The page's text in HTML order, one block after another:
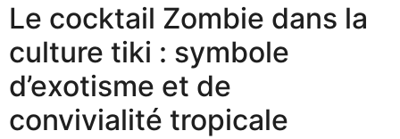
Le cocktail Zombie dans la
culture tiki : symbole
d’exotisme et de
convivialité tropicale